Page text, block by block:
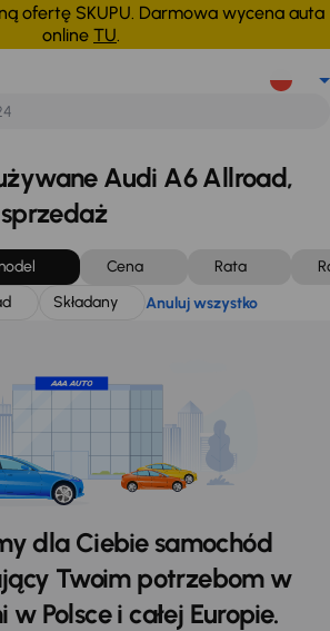
ofertę SKUPU. Darmowa wycena auta
online TU.
Składany Anuluj wszystko
Audi A6 Allroad,
Cena Rata
Składany Anuluj wszystko
dla Ciebie samochód
Twoim potrzebom w
Polsce i całej Europie.